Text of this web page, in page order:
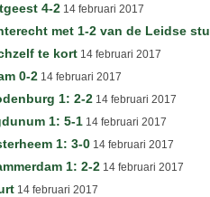
4-2 14 februari 2017
met 1-2 van de Leidse
te kort 14 februari 2017
0-2 14 februari 2017
1: 2-2 14 februari 2017
1: 5-1 14 februari 2017
1: 3-0 14 februari 2017
1: 2-2 14 februari 2017
14 februari 2017